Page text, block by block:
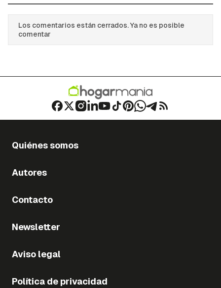
Los comentarios están cerrados. Ya no es posible
comentar
Quiénes somos
Autores
Contacto
Newsletter
Aviso legal
Política de privacidad